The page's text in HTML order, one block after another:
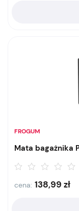
FROGUM
Mata bagażnika
cena: 138,99 zł